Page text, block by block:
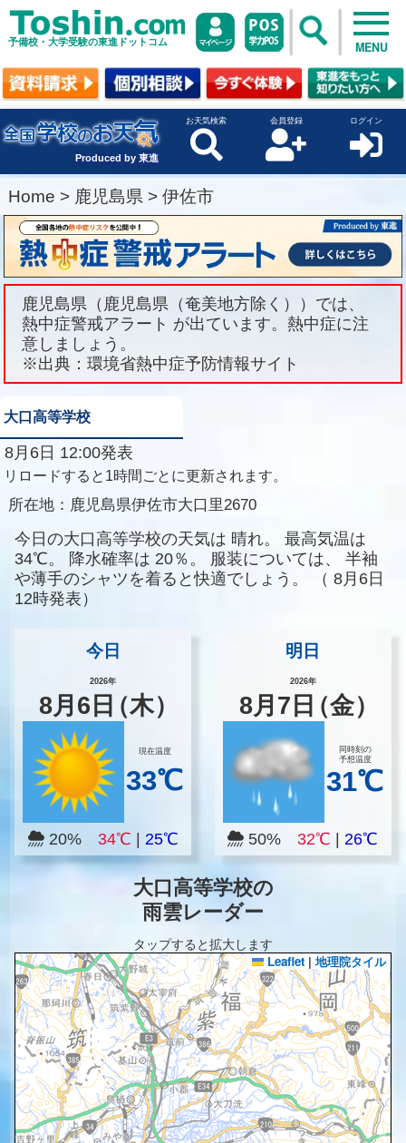
予備校・大学受験の東進ドットコム MENU
Produced by 東進
お天気検索 会員登録 ログイン
Home > 鹿児島県 > 伊佐市
鹿児島県（鹿児島県（奄美地方除く））では、
熱中症警戒アラート が出ています。熱中症に注
意しましょう。
※出典：環境省熱中症予防情報サイト
大口高等学校
8月6日 12:00発表
リロードすると1時間ごとに更新されます。
所在地： 鹿児島県伊佐市大口里2670
今日の大口高等学校の天気は 晴れ。
最高気温は
34℃。
降水確率は 20％。 服装については、
半袖
や薄手のシャツを着ると快適でしょう。
（ 8月6日
12時発表）
今日
2026年
8月 6 日（木）
現在温度
33℃
20% 34℃ 25℃
明日
2026年
8月 7 日（金）
同時刻の
予想温度
31℃
50% 32℃ |26℃
大口高等学校の
雨雲レーダー
タップすると拡大します
Leaflet | 地理院タイル